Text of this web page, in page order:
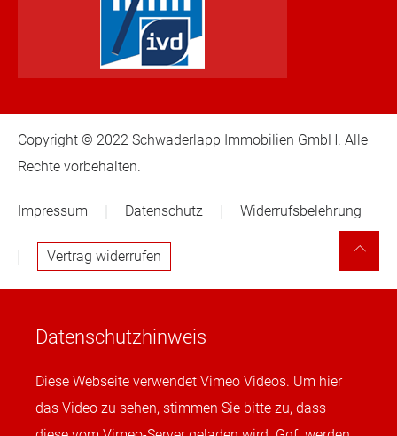
Copyright © 2022 Schwaderlapp Immobilien GmbH. Alle
Rechte vorbehalten.
Impressum Datenschutz Widerrufsbelehrung
Vertrag widerrufen
Datenschutzhinweis
Diese Webseite verwendet Vimeo Videos. Um hier
das Video zu sehen, stimmen Sie bitte zu, dass